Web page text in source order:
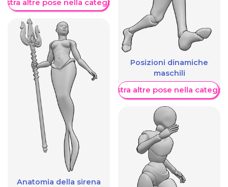
altre pose nella categoria
Anatomia della sirena
Posizioni dinamiche
maschili
Mostra altre pose nella